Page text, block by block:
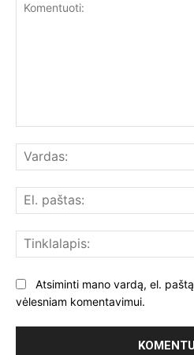
Atsiminti mano vardą, el.
vėlesniam komentavimui.